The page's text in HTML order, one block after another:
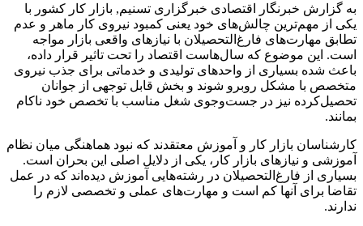
به گزارش خبرنگار اقتصادی خبرگزاری تسنیم, بازار کار کشور با
یکی از مهم‌ترین چالش‌های خود یعنی کمبود نیروی کار ماهر و عدم
تطابق مهارت‌های فارغ‌التحصیلان با نیازهای واقعی بازار مواجه
است. این موضوع که سال‌هاست اقتصاد را تحت تاثیر قرار داده،
باعث شده بسیاری از واحدهای تولیدی و خدماتی برای جذب نیروی
متخصص با مشکل روبرو شوند و بخش قابل توجهی از جوانان
تحصیل‌کرده نیز در جست‌وجوی شغل مناسب با تخصص خود ناکام
بمانند.
کارشناسان بازار کار و آموزش معتقدند که نبود هماهنگی میان نظام
آموزشی و نیازهای بازار کار، یکی از دلایل اصلی این بحران است.
بسیاری از فارغ‌التحصیلان در رشته‌هایی آموزش دیده‌اند که در عمل
تقاضا برای آنها کم است و مهارت‌های عملی و تخصصی لازم را
ندارند.